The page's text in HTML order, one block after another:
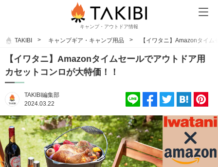
キャンプ・アウトドア情報
TAKIBI キャンプギア・キャンプ用品 【イワタニ】Amazonタイ
【イワタニ】Amazonタイムセールでアウトドア用
カセットコンロが大特価！！
TAKIBI編集部
2024.03.22